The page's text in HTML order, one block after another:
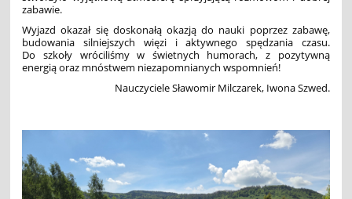
zabawie.
Wyjazd okazał się doskonałą okazją do nauki poprzez zabawę,
budowania silniejszych więzi i aktywnego spędzania czasu.
Do szkoły wróciliśmy w świetnych humorach, z pozytywną
energią oraz mnóstwem niezapomnianych wspomnień!
Nauczyciele Sławomir Milczarek, Iwona Szwed.